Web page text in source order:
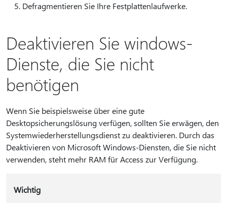
Defragmentieren Sie Ihre Festplattenlaufwerke.
Deaktivieren Sie windows-
Dienste, die Sie nicht
benötigen
Wenn Sie beispielsweise über eine gute
Desktopsicherungslösung verfügen, sollten Sie erwägen, den
Systemwiederherstellungsdienst zu deaktivieren. Durch das
Deaktivieren von Microsoft Windows-Diensten, die Sie nicht
verwenden, steht mehr RAM für Access zur Verfügung.
Wichtig